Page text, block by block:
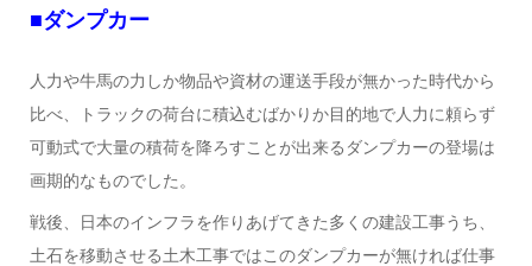
■ダンプカー
人力や牛馬の力しか物品や資材の運送手段が無かった時代から
比べ、トラックの荷台に積込むばかりか目的地で人力に頼らず
可動式で大量の積荷を降ろすことが出来るダンプカーの登場は
画期的なものでした。
戦後、日本のインフラを作りあげてきた多くの建設工事うち、
土石を移動させる土木工事ではこのダンプカーが無ければ仕事